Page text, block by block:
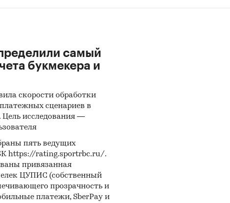
самый
букмекера и
скорости обработки
сценариев в
Цель исследования —
пять ведущих
https://rating.sportrbc.ru/.
привязанная
ЦУПИС (собственный
прозрачность и
платежи, SberPay и